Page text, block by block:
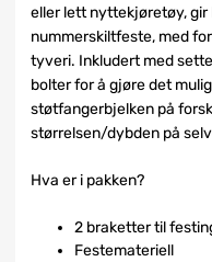
eller lett nyttekjøretøy,
nummerskiltfeste, med
tyveri. Inkludert med
bolter for å gjøre det
støtfangerbjelken på
størrelsen/dybden på
Hva er i pakken?
2 braketter til
Festemateriell